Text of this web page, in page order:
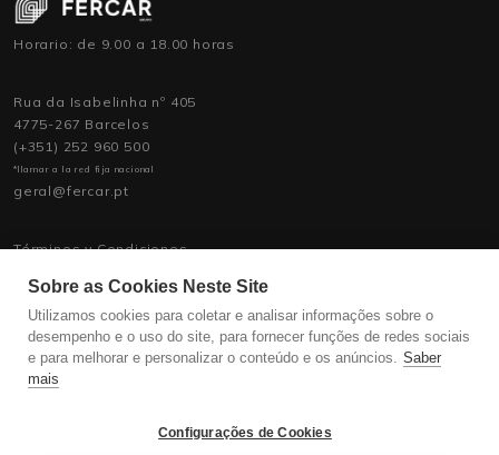
Horario: de 9.00 a 18.00 horas
Rua da Isabelinha nº 405
4775-267 Barcelos
(+351) 252 960 500
*llamar a la red fija nacional
geral@fercar.pt
Términos y Condiciones
Política de Asistencia
Contratación de personal
Sobre as Cookies Neste Site
Utilizamos cookies para coletar e analisar informações sobre o
desempenho e o uso do site, para fornecer funções de redes sociais
e para melhorar e personalizar o conteúdo e os anúncios. Saber
mais
Configurações de Cookies